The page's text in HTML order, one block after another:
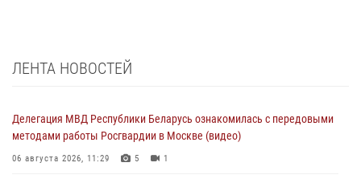
ЛЕНТА НОВОСТЕЙ
Делегация МВД Республики Беларусь ознакомилась с передовыми
методами работы Росгвардии в Москве (видео)
06 августа 2026, 11:29 5 1